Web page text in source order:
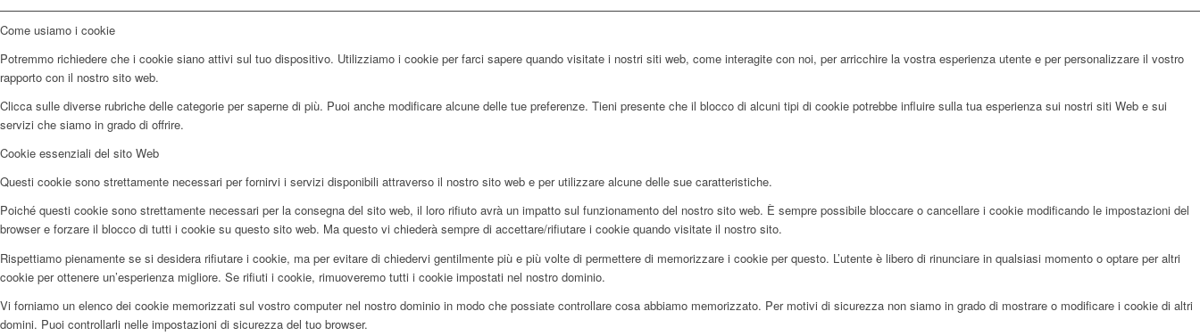
Come usiamo i cookie
Potremmo richiedere che i cookie siano attivi sul tuo dispositivo. Utilizziamo i cookie per farci sapere quando visitate i nostri siti web, come interagite con noi, per arricchire la vostra esperienza utente e per personalizzare il vostro
rapporto con il nostro sito web.
Clicca sulle diverse rubriche delle categorie per saperne di più. Puoi anche modificare alcune delle tue preferenze. Tieni presente che il blocco di alcuni tipi di cookie potrebbe influire sulla tua esperienza sui nostri siti Web e sui
servizi che siamo in grado di offrire.
Cookie essenziali del sito Web
Questi cookie sono strettamente necessari per fornirvi i servizi disponibili attraverso il nostro sito web e per utilizzare alcune delle sue caratteristiche.
Poiché questi cookie sono strettamente necessari per la consegna del sito web, il loro rifiuto avrà un impatto sul funzionamento del nostro sito web. È sempre possibile bloccare o cancellare i cookie modificando le impostazioni del
browser e forzare il blocco di tutti i cookie su questo sito web. Ma questo vi chiederà sempre di accettare/rifiutare i cookie quando visitate il nostro sito.
Rispettiamo pienamente se si desidera rifiutare i cookie, ma per evitare di chiedervi gentilmente più e più volte di permettere di memorizzare i cookie per questo. L’utente è libero di rinunciare in qualsiasi momento o optare per altri
cookie per ottenere un’esperienza migliore. Se rifiuti i cookie, rimuoveremo tutti i cookie impostati nel nostro dominio.
Vi forniamo un elenco dei cookie memorizzati sul vostro computer nel nostro dominio in modo che possiate controllare cosa abbiamo memorizzato. Per motivi di sicurezza non siamo in grado di mostrare o modificare i cookie di altri
domini. Puoi controllarli nelle impostazioni di sicurezza del tuo browser.